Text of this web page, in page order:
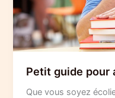
Petit guide pour
Que vous soyez